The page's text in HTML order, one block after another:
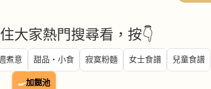
大家熱門搜尋看，按👇
煮意 甜品・小食 寂寞粉麵 女士食譜 兒童食譜
🍳加餸池